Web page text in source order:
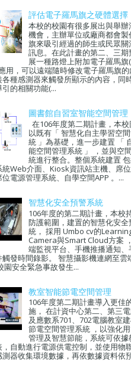
評估電子羅馬旗之硬體選擇
本校的校園有很多展出與舉辦
機會，主辦單位或廠商都會製
旗來吸引經過的師生或民眾關
訊息。在此計畫的第二、三期
展一種路燈上附加電子羅馬旗
用，可以遠端隨時修改電子羅馬旗的
各種感測器來觸發所顯示的內容，同
的相關功能(...
圖書館自習室智能空間管理
在106年度第二期計畫，本
以既有「 智慧化自主學習空
統 」為基礎，進一步建置 「
能空間管理系統 」 ，並與空
統進行整合。整個系統建置
統Web介面、Kiosk資訊站主機、席
電源管理系統、自學空間APP 。...
智慧化安全預警系統
106年度的第二期計畫，本校
防護範圍，建置的智慧化安全
統， 採用 Umbo cv的
Camera與Smart Cloud方案
端監視平台、手機推播通知、
觸發時間錄影。 智慧攝影機連網至雲
園安全緊急事故發生...
教室智能節電空間管理
106年度第二期計畫導入更佳
施， 在計資中心第二、第三
及應數系701、702電腦教室
節電空間管理系統 ，以強化
管理及智慧節能，系統可依據
，自動進行電源供電控制，並使用物
測器收集環境數據，再依數據資料依